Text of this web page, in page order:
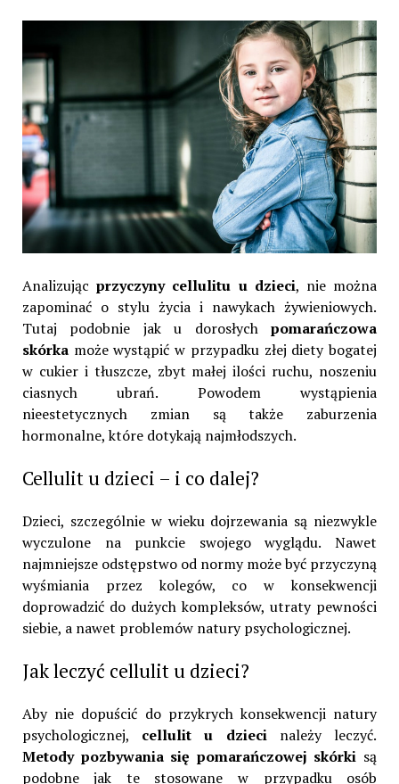
Analizującprzyczyny cellulitu u dzieci, nie można
zapominać o stylu życia i nawykach żywieniowych.
Tutaj podobnie jak u dorosłychpomarańczowa
skórkamoże wystąpić w przypadku złej diety bogatej
w cukier i tłuszcze, zbyt małej ilości ruchu, noszeniu
ciasnych ubrań. Powodem wystąpienia
nieestetycznych zmian są także zaburzenia
hormonalne, które dotykają najmłodszych.
Cellulit u dzieci – i co dalej?
Dzieci, szczególnie w wieku dojrzewania są niezwykle
wyczulone na punkcie swojego wyglądu. Nawet
najmniejsze odstępstwo od normy może być przyczyną
wyśmiania przez kolegów, co w konsekwencji
doprowadzić do dużych kompleksów, utraty pewności
siebie, a nawet problemów natury psychologicznej.
Jak leczyć cellulit u dzieci?
Aby nie dopuścić do przykrych konsekwencji natury
psychologicznej, cellulit u dziecinależy leczyć.
Metody pozbywania się pomarańczowej skórki są
podobne jak te stosowane w przypadku osób